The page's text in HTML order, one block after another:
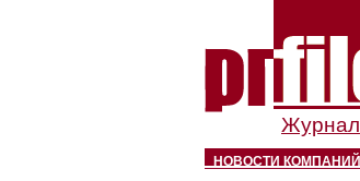
Журнал
НОВОСТИ КОМПАНИЙ